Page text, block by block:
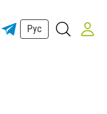
Рус